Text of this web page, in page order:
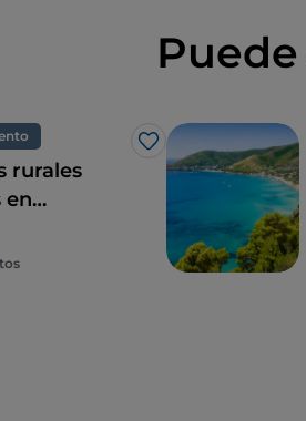
Me gusta
rurales
en